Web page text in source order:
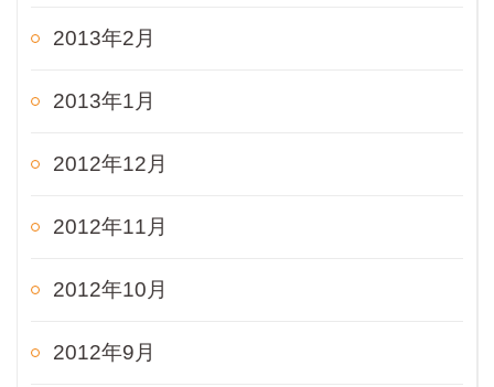
2013年2月
2013年1月
2012年12月
2012年11月
2012年10月
2012年9月